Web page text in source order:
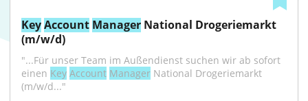
KeyAccount Manager National Drogeriemarkt
(m/w/d)
"...Für unser Team im Außendienst suchen wir ab sofort
einen Key Account Manager National Drogeriemarkt
(m/w/d..."